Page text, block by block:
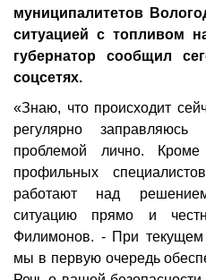
муниципалитетов
ситуацией с топливом
губернатор сообщил
соцсетях.
«Знаю, что происходит
регулярно
проблемой лично.
профильных
работают над
ситуацию прямо и
Филимонов. - При текущем
мы в первую очередь